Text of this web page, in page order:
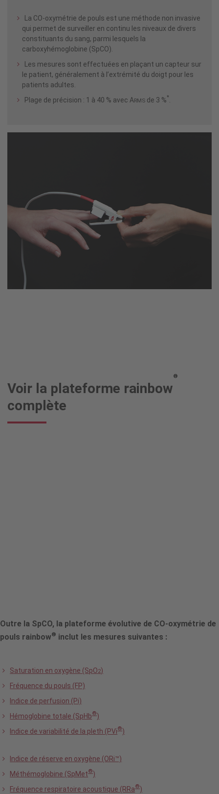
La CO-oxymétrie de pouls est une méthode non invasive
qui permet de surveiller en continu les niveaux de divers
constituants du sang, parmi lesquels la
carboxyhémoglobine (SpCO).
Les mesures sont effectuées en plaçant un capteur sur
le patient, généralement à l’extrémité du doigt pour les
patients adultes.
Plage de précision : 1 à 40 % avec ARMS de 3 %*
Voir la plateforme rainbow
®
complète
Outre la SpCO, la plateforme évolutive de CO-oxymétrie de
pouls rainbow® inclut les mesures suivantes :
Saturation en oxygène (SpO2)
Fréquence du pouls (FP)
Indice de perfusion (Pi)
Hémoglobine totale (SpHb®)
Indice de variabilité de la pleth (PVi®)
Indice de réserve en oxygène (ORi™)
Méthémoglobine (SpMet®)
Fréquence respiratoire acoustique (RRa®)